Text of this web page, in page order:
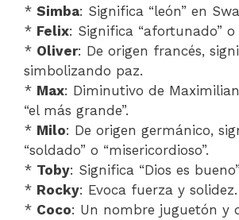
* Simba: Significa “león” en
* Felix: Significa “afortunado” o
* Oliver: De origen francés,
simbolizando paz.
* Max: Diminutivo de
“el más grande”.
* Milo: De origen germánico,
“soldado” o “misericordioso”.
* Toby: Significa “Dios es
* Rocky: Evoca fuerza y solidez.
* Coco: Un nombre juguetón y